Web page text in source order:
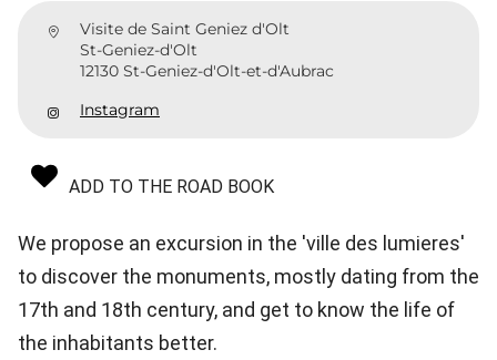
Visite de Saint Geniez d'Olt
St-Geniez-d'Olt
12130 St-Geniez-d'Olt-et-d'Aubrac
Instagram
ADD TO THE ROAD BOOK
We propose an excursion in the 'ville des lumieres'
to discover the monuments, mostly dating from the
17th and 18th century, and get to know the life of
the inhabitants better.